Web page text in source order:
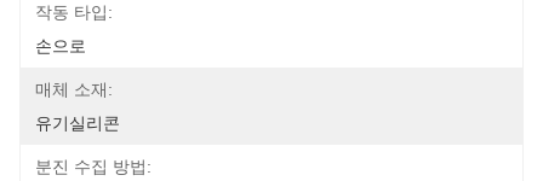
작동 타입:
손으로
매체 소재:
유기실리콘
분진 수집 방법: